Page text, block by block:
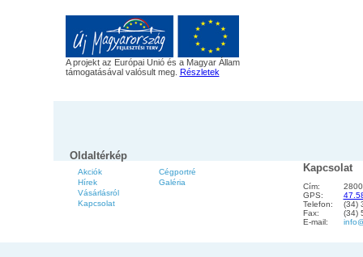
A projekt az Európai Unió és a Magyar Állam
támogatásával valósult meg. Részletek
Oldaltérkép
Akciók
Hírek
Vásárlásról
Kapcsolat
Cégportré
Galéria
Kapcsolat
Cím:
GPS:
Telefon:
(34)
Fax:
(34)
E-mail: